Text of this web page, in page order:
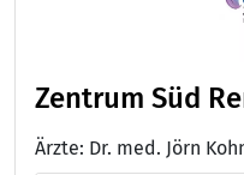
Zentrum Süd